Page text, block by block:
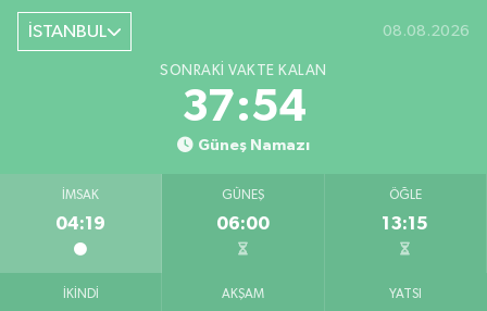
İSTANBUL 08.08.2026
SONRAKI VAKTE KALAN
37:54
Güneş Namazı
İMSAK
04:19
GÜNEŞ
06:00
ÖĞLE
13:15
İKINDI AKŞAM YATSI